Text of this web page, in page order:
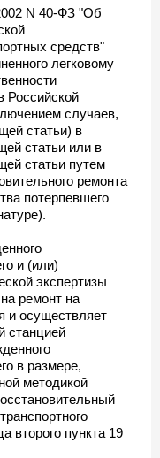
N 40-ФЗ "Об
средств"
легковому
Российской
случаев,
статьи) в
статьи или в
статьи путем
ремонта
потерпевшего
и (или)
экспертизы
ремонт на
и осуществляет
станцией
в размере,
методикой
второго пункта 19